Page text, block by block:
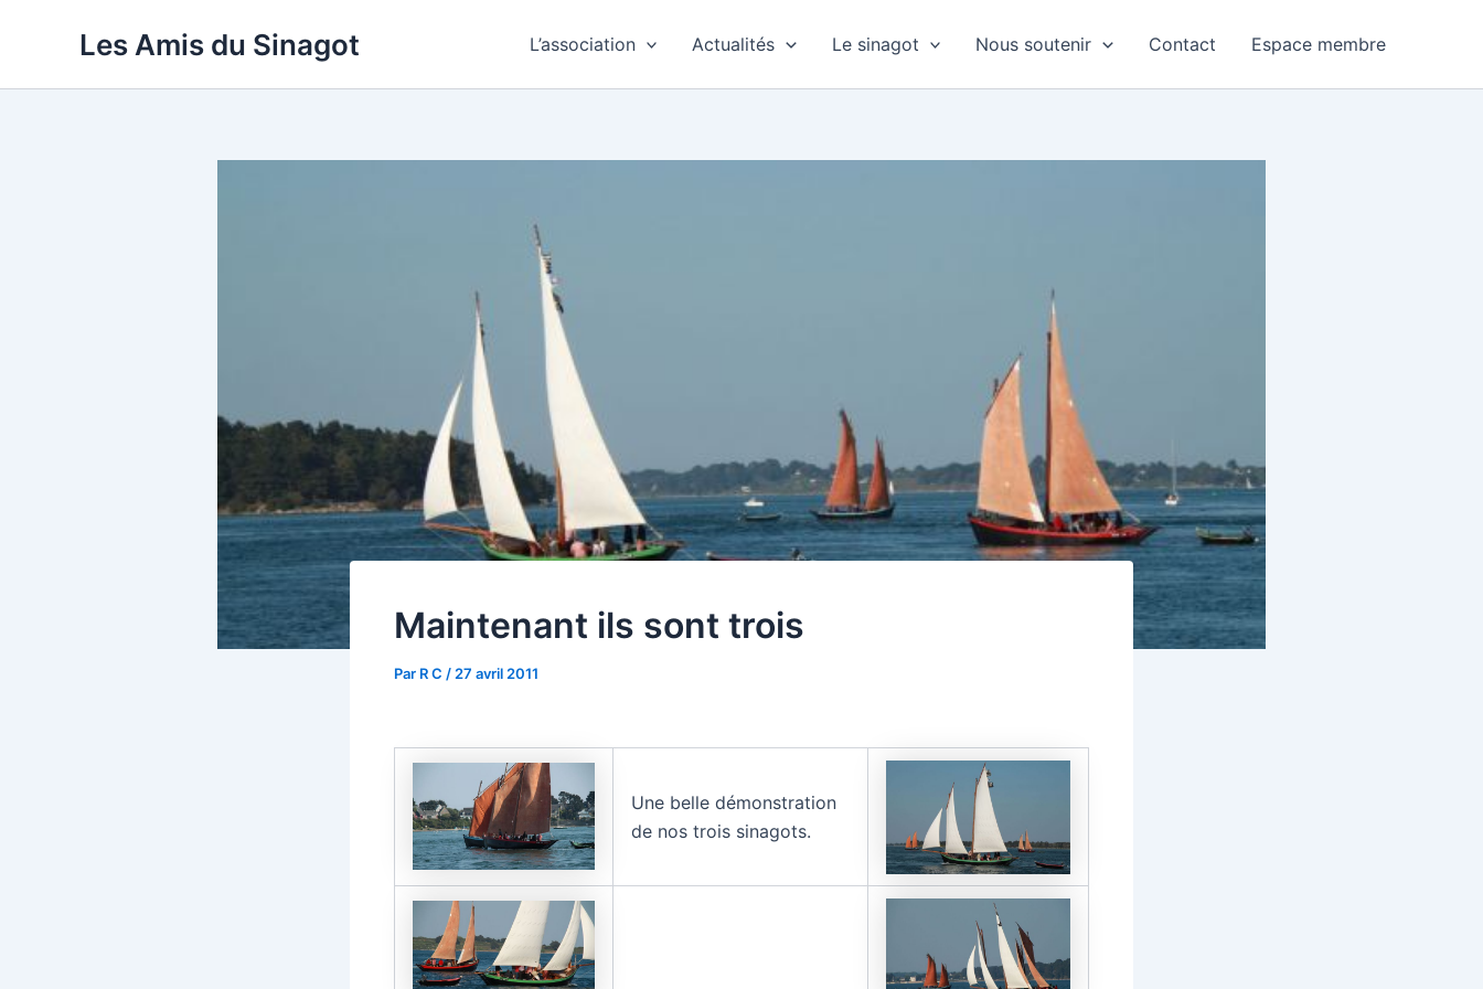
Les Amis du Sinagot L’association Actualités Le sinagot Nous soutenir Contact Espace membre
Maintenant ils sont trois
Par R C /27 avril 2011
Une belle démonstration
de nos trois sinagots.